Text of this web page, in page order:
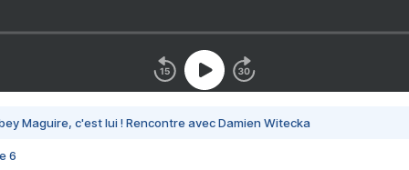
Maguire, c'est lui ! Rencontre avec Damien Witecka
6